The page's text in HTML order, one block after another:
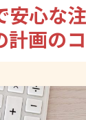
安心な
計画の